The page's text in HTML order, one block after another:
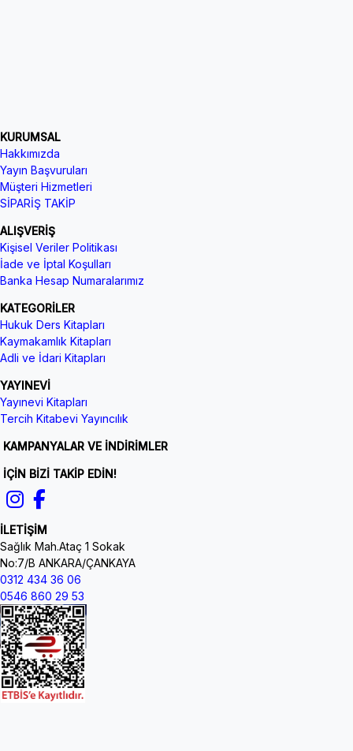
KURUMSAL
Hakkımızda
Yayın Başvuruları
Müşteri Hizmetleri
SİPARİŞ TAKİP
ALIŞVERİŞ
Kişisel Veriler Politikası
İade ve İptal Koşulları
Banka Hesap Numaralarımız
KATEGORİLER
Hukuk Ders Kitapları
Kaymakamlık Kitapları
Adli ve İdari Kitapları
YAYINEVİ
Yayınevi Kitapları
Tercih Kitabevi Yayıncılık
KAMPANYALAR VE İNDİRİMLER
İÇİN BİZİ TAKİP EDİN!
İLETİŞİM
Sağlık Mah.Ataç 1 Sokak
No:7/B ANKARA/ÇANKAYA
0312 434 36 06
0546 860 29 53